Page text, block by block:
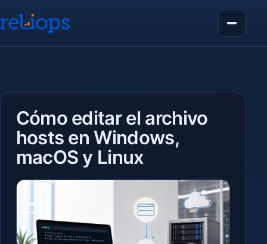
Cómo editar el archivo
hosts en Windows,
macOS y Linux